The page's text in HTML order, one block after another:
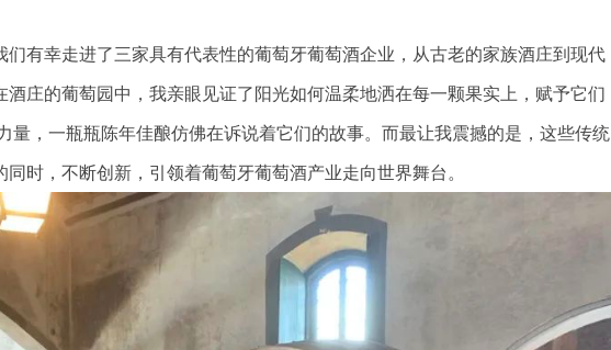
有幸走进了三家具有代表性的葡萄牙葡萄酒企业，从古老的家族酒庄到现代
庄的葡萄园中，我亲眼见证了阳光如何温柔地洒在每一颗果实上，赋予它们
量，一瓶瓶陈年佳酿仿佛在诉说着它们的故事。而最让我震撼的是，这些传统
时，不断创新，引领着葡萄牙葡萄酒产业走向世界舞台。